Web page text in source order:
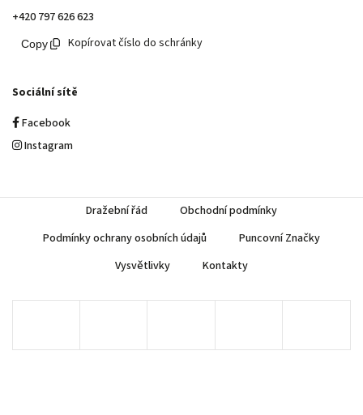
+420 797 626 623
Kopírovat číslo do schránky
Sociální sítě
Facebook
Instagram
Dražební řád
Obchodní podmínky
Podmínky ochrany osobních údajů
Puncovní Značky
Vysvětlivky
Kontakty